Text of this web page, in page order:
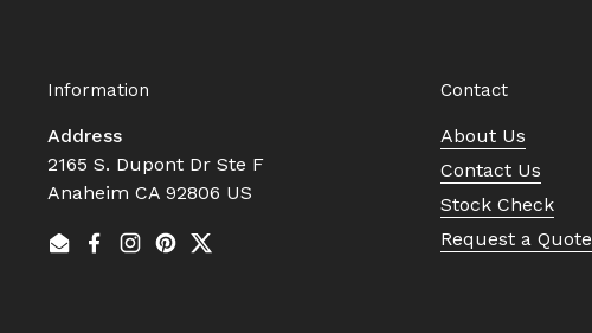
Information
Address
2165 S. Dupont Dr Ste F
Anaheim CA 92806 US
EmailFacebook
Instagram
Pinterest
Twitter
Contact
About Us
Contact Us
Stock Check
Request a Quote